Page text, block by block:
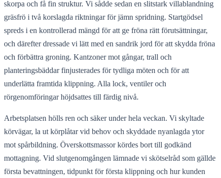
skorpa och få fin struktur. Vi sådde sedan en slitstark villablandning
gräsfrö i två korslagda riktningar för jämn spridning. Startgödsel
spreds i en kontrollerad mängd för att ge fröna rätt förutsättningar,
och därefter dressade vi lätt med en sandrik jord för att skydda fröna
och förbättra groning. Kantzoner mot gångar, trall och
planteringsbäddar finjusterades för tydliga möten och för att
underlätta framtida klippning. Alla lock, ventiler och
rörgenomföringar höjdsattes till färdig nivå.
Arbetsplatsen hölls ren och säker under hela veckan. Vi skyltade
körvägar, la ut körplåtar vid behov och skyddade nyanlagda ytor
mot spårbildning. Överskottsmassor kördes bort till godkänd
mottagning. Vid slutgenomgången lämnade vi skötselråd som gällde
första bevattningen, tidpunkt för första klippning och hur kunden